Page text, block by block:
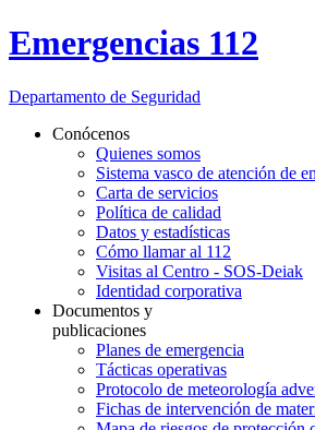
Emergencias 112
Departamento de Seguridad
Conócenos
Quienes somos
Sistema vasco de atención de
Carta de servicios
Política de calidad
Datos y estadísticas
Cómo llamar al 112
Visitas al Centro - SOS-Deiak
Identidad corporativa
Documentos y
publicaciones
Planes de emergencia
Tácticas operativas
Protocolo de meteorología
Fichas de intervención de